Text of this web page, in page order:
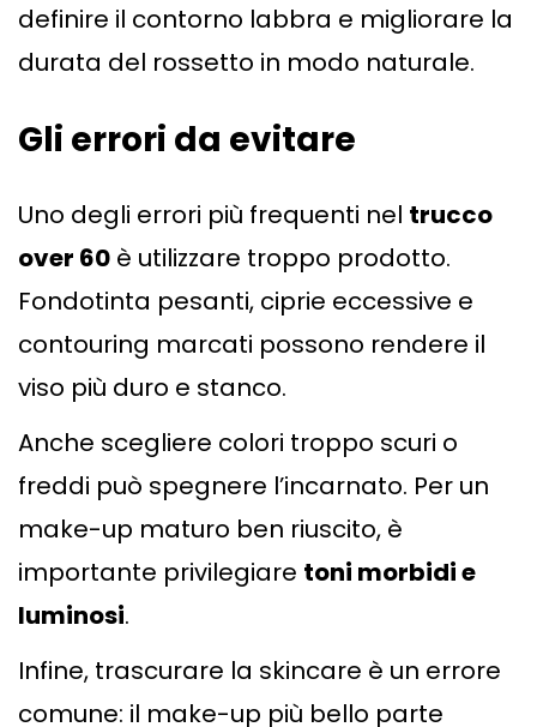
definire il contorno labbra e migliorare la
durata del rossetto in modo naturale.
Gli errori da evitare
Uno degli errori più frequenti nel trucco
over 60 è utilizzare troppo prodotto.
Fondotinta pesanti, ciprie eccessive e
contouring marcati possono rendere il
viso più duro e stanco.
Anche scegliere colori troppo scuri o
freddi può spegnere l’incarnato. Per un
make-up maturo ben riuscito, è
importante privilegiare toni morbidi e
luminosi.
Infine, trascurare la skincare è un errore
comune: il make-up più bello parte